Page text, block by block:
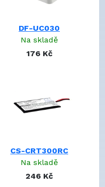
DF-UC030
Na skladě
176 Kč
CS-CRT300RC
Na skladě
246 Kč